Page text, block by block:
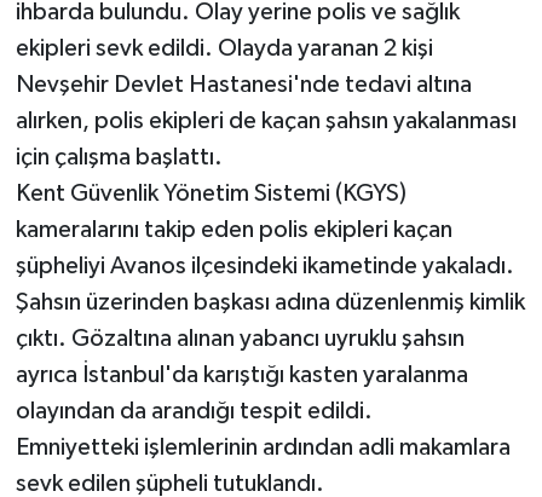
ihbarda bulundu. Olay yerine polis ve sağlık
ekipleri sevk edildi. Olayda yaranan 2 kişi
Nevşehir Devlet Hastanesi'nde tedavi altına
alırken, polis ekipleri de kaçan şahsın yakalanması
için çalışma başlattı.
Kent Güvenlik Yönetim Sistemi (KGYS)
kameralarını takip eden polis ekipleri kaçan
şüpheliyi Avanos ilçesindeki ikametinde yakaladı.
Şahsın üzerinden başkası adına düzenlenmiş kimlik
çıktı. Gözaltına alınan yabancı uyruklu şahsın
ayrıca İstanbul'da karıştığı kasten yaralanma
olayından da arandığı tespit edildi.
Emniyetteki işlemlerinin ardından adli makamlara
sevk edilen şüpheli tutuklandı.